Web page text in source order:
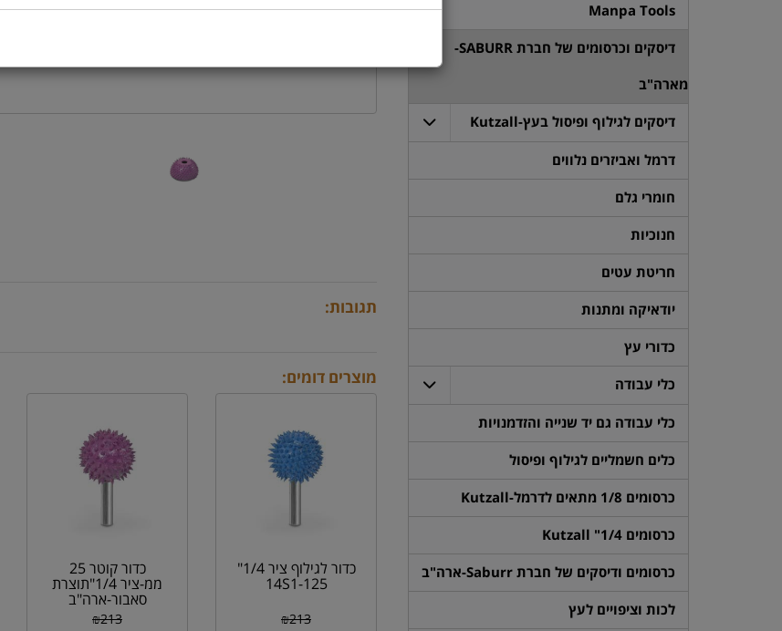
תגובות:
מוצרים דומים:
כדור לגילוף ציר 1/4"
14S1-125
₪213
כדור קוטר 25
ממ-ציר 1/4"תוצרת
סאבור-ארה"ב
₪213
Manpa Tools
דיסקים וכרסומים של חברת SABURR-
מארה"ב
דיסקים לגילוף ופיסול בעץ-Kutzall
דרמל ואביזרים נלווים
חומרי גלם
חנוכיות
חריטת עטים
יודאיקה ומתנות
כדורי עץ
כלי עבודה
כלי עבודה גם יד שנייה והזדמנויות
כלים חשמליים לגילוף ופיסול
כרסומים 1/8 מתאים לדרמל-Kutzall
כרסומים 1/4" Kutzall
כרסומים ודיסקים של חברת Saburr-ארה"ב
לכות וציפויים לעץ